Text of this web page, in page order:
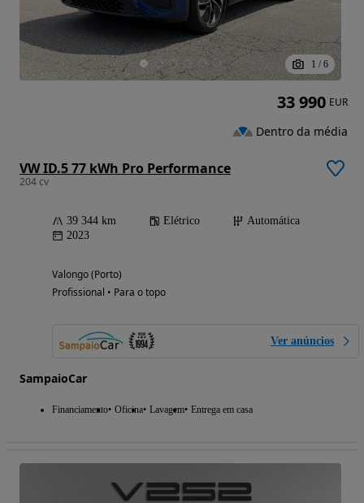
1 / 6
VW ID.5 77 kWh Pro Performance
204 cv
39 344 km Elétrico
Automática
2023
Valongo (Porto)
Profissional • Para o topo
Ver anúncios
SampaioCar
Financiamento Oficina Lavagem Entrega em casa
33 990 EUR
Dentro da média